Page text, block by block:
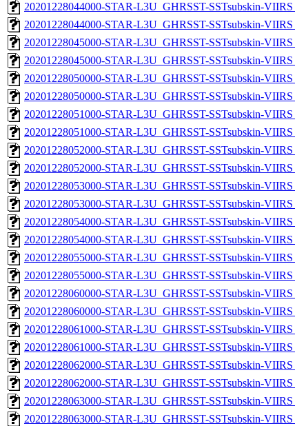
20201228044000-STAR-L3U_GHRSST-SSTsubskin-
20201228044000-STAR-L3U_GHRSST-SSTsubskin-
20201228045000-STAR-L3U_GHRSST-SSTsubskin-
20201228045000-STAR-L3U_GHRSST-SSTsubskin-
20201228050000-STAR-L3U_GHRSST-SSTsubskin-
20201228050000-STAR-L3U_GHRSST-SSTsubskin-
20201228051000-STAR-L3U_GHRSST-SSTsubskin-
20201228051000-STAR-L3U_GHRSST-SSTsubskin-
20201228052000-STAR-L3U_GHRSST-SSTsubskin-
20201228052000-STAR-L3U_GHRSST-SSTsubskin-
20201228053000-STAR-L3U_GHRSST-SSTsubskin-
20201228053000-STAR-L3U_GHRSST-SSTsubskin-
20201228054000-STAR-L3U_GHRSST-SSTsubskin-
20201228054000-STAR-L3U_GHRSST-SSTsubskin-
20201228055000-STAR-L3U_GHRSST-SSTsubskin-
20201228055000-STAR-L3U_GHRSST-SSTsubskin-
20201228060000-STAR-L3U_GHRSST-SSTsubskin-
20201228060000-STAR-L3U_GHRSST-SSTsubskin-
20201228061000-STAR-L3U_GHRSST-SSTsubskin-
20201228061000-STAR-L3U_GHRSST-SSTsubskin-
20201228062000-STAR-L3U_GHRSST-SSTsubskin-
20201228062000-STAR-L3U_GHRSST-SSTsubskin-
20201228063000-STAR-L3U_GHRSST-SSTsubskin-
20201228063000-STAR-L3U_GHRSST-SSTsubskin-